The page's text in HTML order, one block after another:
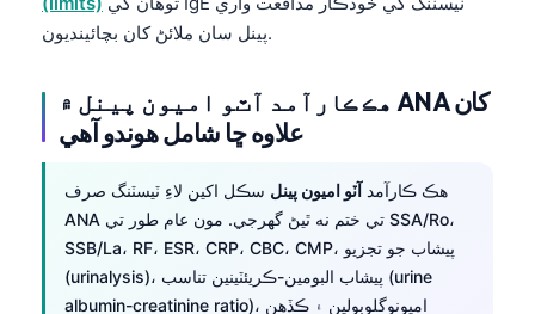
پينل سان ملائڻ کان بچائينديون.
هڪ ڪارآمد آٽو اميون پينل ۾ ANA کان
علاوه ڇا شامل هوندو آهي
هڪ ڪارآمد آٽو اميون پينل سڪل اکين لاءِ ٽيسٽنگ صرف
ANA تي ختم نه ٿيڻ گهرجي. مون عام طور تي SSA/Ro،
SSB/La، RF، ESR، CRP، CBC، CMP، پيشاب جو تجزيو
(urinalysis)، پيشاب البومين-ڪريئٽينين تناسب (urine
albumin-creatinine ratio)، اميونوگلوبولين ۽ ڪڏهن
සිංහල
অসমীয়া
Galego
Latviešu valoda
Македонски јазик
Euskara
Occitan